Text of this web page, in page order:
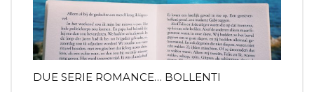
DUE SERIE ROMANCE… BOLLENTI